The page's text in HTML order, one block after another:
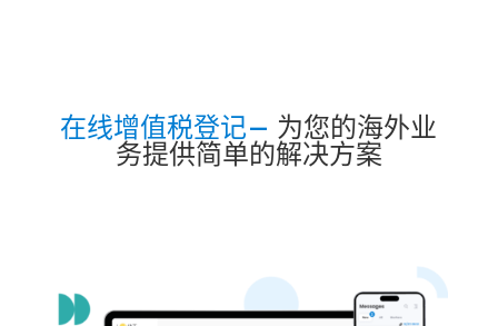
在线增值税登记— 为您的海外业
务提供简单的解决方案